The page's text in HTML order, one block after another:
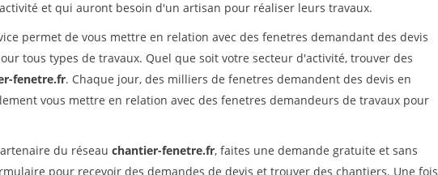
et qui auront besoin d'un artisan pour réaliser leurs travaux.
permet de vous mettre en relation avec des fenetres demandant des devis
tous types de travaux. Quel que soit votre secteur d'activité, trouver des
fenetre.fr. Chaque jour, des milliers de fenetres demandent des devis en
vous mettre en relation avec des fenetres demandeurs de travaux pour
du réseau chantier-fenetre.fr, faites une demande gratuite et sans
pour recevoir des demandes de devis et trouver des chantiers. Une fois